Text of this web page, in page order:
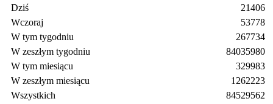
Dziś
Wczoraj
W tym tygodniu
W zeszłym tygodniu
W tym miesiącu
W zeszłym miesiącu
Wszystkich
21406
53778
267734
84035980
329983
1262223
84529562